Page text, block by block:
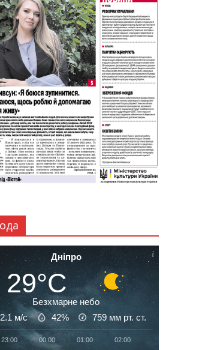
Дніпро
29°C
Безхмарне небо
2.1 м/с
42% 759 мм рт. ст.
23:00 00:00 01:00 02:00